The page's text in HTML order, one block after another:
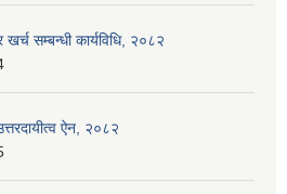
सम्बन्धी कार्यविधि, २०८२
ऐन, २०८२